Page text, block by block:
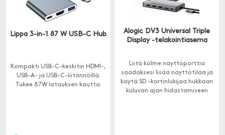
Lippa 3-in-1 87 W USB-C Hub
Kompakti USB-C-keskitin HDMI-,
USB-A- ja USB-C-liitännöillä.
Tukee 87W latauksen kautta.
Alogic DV3 Universal Triple
Display -telakointiasema
Liitä kolme näyttöporttia
saadaksesi lisää näyttötilaa ja
käytä SD -kortinlukijaa hukkaan
kuluvan ajan hidastamiseen